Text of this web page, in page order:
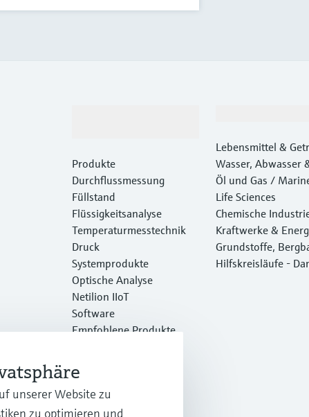
Produkte
Durchflussmessung
Füllstand
Flüssigkeitsanalyse
Temperaturmesstechnik
Druck
Systemprodukte
Optische Analyse
Netilion IIoT
Software
Empfohlene Produkte
Lebensmittel &
Wasser, Abwasser
Öl und Gas /
Life Sciences
Chemische
Kraftwerke &
Grundstoffe,
alle
Hilfskreisläufe -
unserer Website zu
zu optimieren und